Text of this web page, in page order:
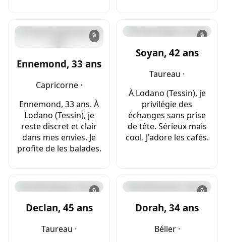
🔒
Ennemond, 33 ans
Capricorne ·
Ennemond, 33 ans. À
Lodano (Tessin), je
reste discret et clair
dans mes envies. Je
profite de les balades.
🔒
Soyan, 42 ans
Taureau ·
À Lodano (Tessin), je
privilégie des
échanges sans prise
de tête. Sérieux mais
cool. J'adore les cafés.
🔒
Declan, 45 ans
Taureau ·
🔒
Dorah, 34 ans
Bélier ·